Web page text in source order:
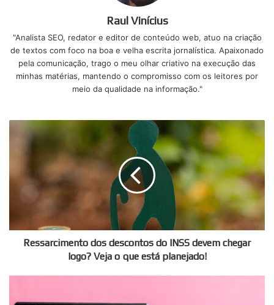
Raul Vinícius
"Analista SEO, redator e editor de conteúdo web, atuo na criação
de textos com foco na boa e velha escrita jornalística. Apaixonado
pela comunicação, trago o meu olhar criativo na execução das
minhas matérias, mantendo o compromisso com os leitores por
meio da qualidade na informação."
INSS
Veja
Ressarcimento dos descontos do INSS devem chegar
logo? Veja o que está planejado!